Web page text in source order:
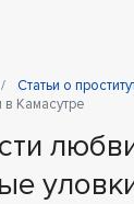
Статьи о
в Камасутре